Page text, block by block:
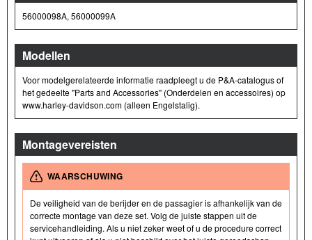
56000098A, 56000099A
Modellen
Voor modelgerelateerde informatie raadpleegt u de P&A-catalogus of
het gedeelte "Parts and Accessories" (Onderdelen en accessoires) op
www.harley-davidson.com (alleen Engelstalig).
Montagevereisten
WAARSCHUWING
De veiligheid van de berijder en de passagier is afhankelijk van de
correcte montage van deze set. Volg de juiste stappen uit de
servicehandleiding. Als u niet zeker weet of u de procedure correct